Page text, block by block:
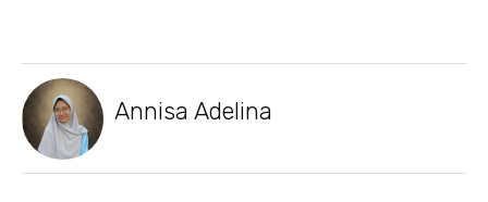
Annisa Adelina